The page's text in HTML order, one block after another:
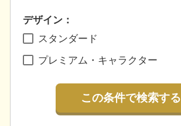
デザイン：
スタンダード
プレミアム・キャラクター
この条件で検索する